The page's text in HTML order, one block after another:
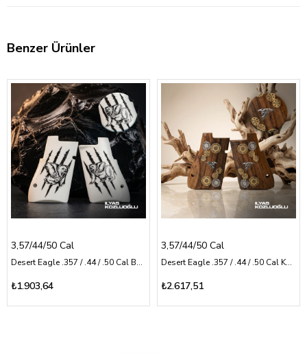
Benzer Ürünler
3,57/44/50 Cal
Desert Eagle .357 / .44 / .50 Cal Beyaz Pleksi Pençe Deseni Üzerine Ayı Logolu
₺1.903,64
3,57/44/50 Cal
Desert Eagle .357 / .44 / .50 Cal Koyu Desen Kabza Sarı Pirinç Logolu ve Gümüş Renk Kartal Logolu
₺2.617,51